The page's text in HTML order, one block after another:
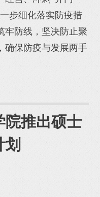
步细化落实防疫措
牢防线，坚决防止聚
确保防疫与发展两手
院推出硕士